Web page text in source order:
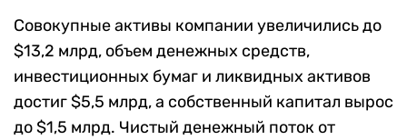
Совокупные активы компании увеличились до
$13,2 млрд, объем денежных средств,
инвестиционных бумаг и ликвидных активов
достиг $5,5 млрд, а собственный капитал вырос
до $1,5 млрд. Чистый денежный поток от